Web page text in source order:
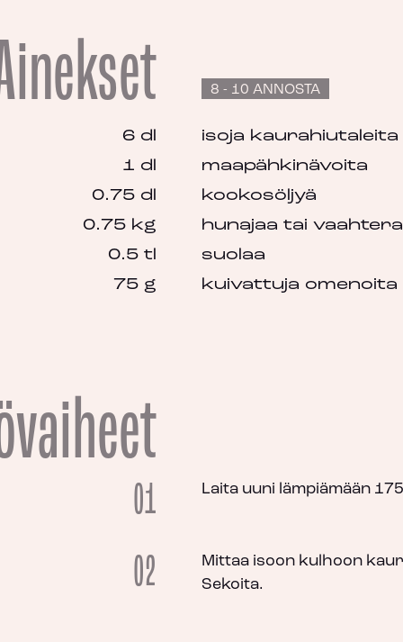
8 - 10 ANNOSTA
isoja kaurahiutaleita
6 dl
maapähkinävoita
1 dl
kookosöljyä
0.75 dl
hunajaa tai
0.75 kg
suolaa
0.5 tl
kuivattuja omenoita
75 g
01 Laita uuni lämpiämään
02
Mittaa isoon kulhoon
Sekoita.